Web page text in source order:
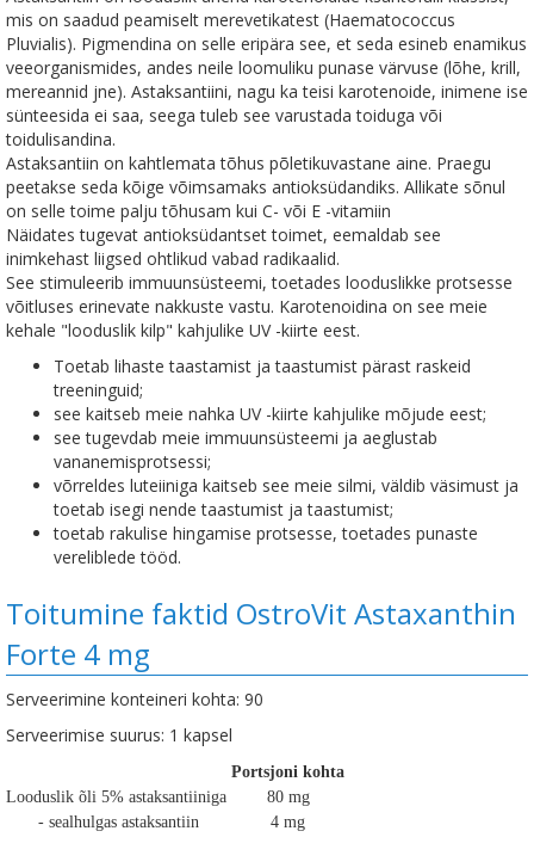
mis on saadud peamiselt merevetikatest (Haematococcus
Pluvialis). Pigmendina on selle eripära see, et seda esineb enamikus
veeorganismides, andes neile loomuliku punase värvuse (lõhe, krill,
mereannid jne). Astaksantiini, nagu ka teisi karotenoide, inimene ise
sünteesida ei saa, seega tuleb see varustada toiduga või
toidulisandina.
Astaksantiin on kahtlemata tõhus põletikuvastane aine. Praegu
peetakse seda kõige võimsamaks antioksüdandiks. Allikate sõnul
on selle toime palju tõhusam kui C- või E -vitamiin
Näidates tugevat antioksüdantset toimet, eemaldab see
inimkehast liigsed ohtlikud vabad radikaalid.
See stimuleerib immuunsüsteemi, toetades looduslikke protsesse
võitluses erinevate nakkuste vastu. Karotenoidina on see meie
kehale "looduslik kilp" kahjulike UV -kiirte eest.
Toetab lihaste taastamist ja taastumist pärast raskeid
treeninguid;
see kaitseb meie nahka UV -kiirte kahjulike mõjude eest;
see tugevdab meie immuunsüsteemi ja aeglustab
vananemisprotsessi;
võrreldes luteiiniga kaitseb see meie silmi, väldib väsimust ja
toetab isegi nende taastumist ja taastumist;
toetab rakulise hingamise protsesse, toetades punaste
vereliblede tööd.
Toitumine faktid OstroVit Astaxanthin
Forte 4 mg
Serveerimine konteineri kohta: 90
Serveerimise suurus: 1 kapsel
Portsjoni kohta
Looduslik õli 5% astaksantiiniga
80 mg
- sealhulgas astaksantiin
4 mg